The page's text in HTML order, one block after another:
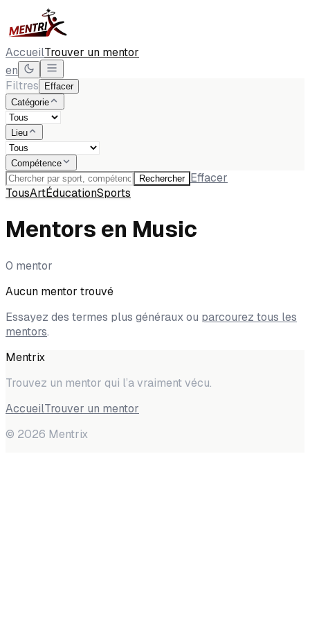
AccueilTrouver un mentor
en
Filtres
Effacer
Catégorie
Lieu
Compétence
Rechercher Effacer
TousArtÉducationSports
Mentors en Music
0 mentor
Aucun mentor trouvé
Essayez des termes plus généraux ou parcourez tous les
mentors.
Mentrix
Trouvez un mentor qui l’a vraiment vécu.
AccueilTrouver un mentor
© 2026 Mentrix